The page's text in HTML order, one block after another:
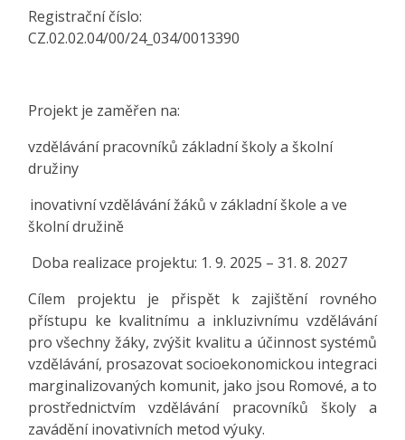
Registrační číslo:
CZ.02.02.04/00/24_034/0013390
Projekt je zaměřen na:
vzdělávání pracovníků základní školy a školní
družiny
inovativní vzdělávání žáků v základní škole a ve
školní družině
Doba realizace projektu: 1. 9. 2025 – 31. 8. 2027
Cílem projektu je přispět k zajištění rovného
přístupu ke kvalitnímu a inkluzivnímu vzdělávání
pro všechny žáky, zvýšit kvalitu a účinnost systémů
vzdělávání, prosazovat socioekonomickou integraci
marginalizovaných komunit, jako jsou Romové, a to
prostřednictvím vzdělávání pracovníků školy a
zavádění inovativních metod výuky.